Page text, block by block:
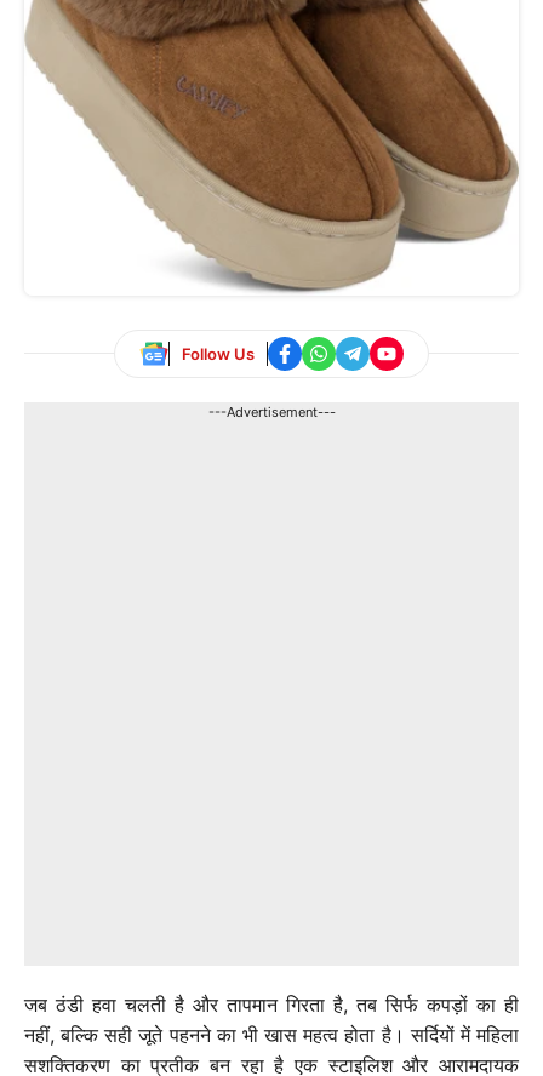
Follow Us
---Advertisement---
जब ठंडी हवा चलती है और तापमान गिरता है, तब सिर्फ कपड़ों का ही
नहीं, बल्कि सही जूते पहनने का भी खास महत्व होता है। सर्दियों में महिला
सशक्तिकरण का प्रतीक बन रहा है एक स्टाइलिश और आरामदायक